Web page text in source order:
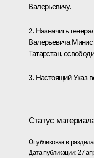
Валерьевичу.
2. Назначить
Валерьевича
Татарстан,
3. Настоящий Указ
Статус
Опубликован в
Дата публикации: 27